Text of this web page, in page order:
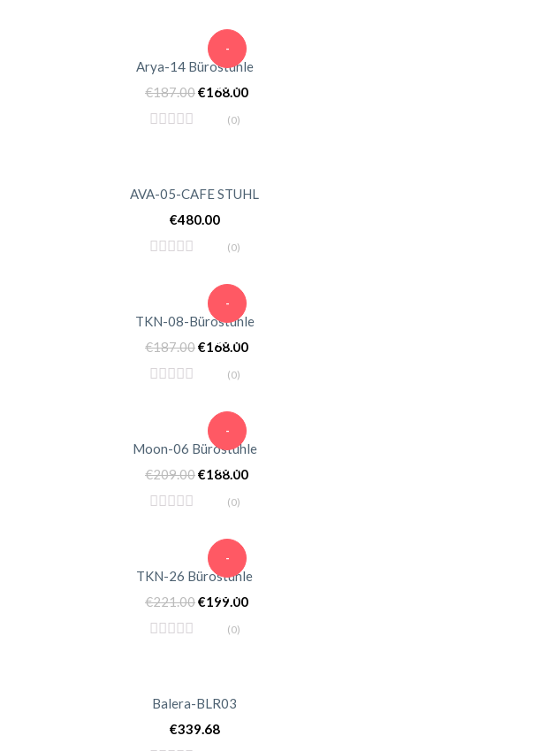
-
10%
Arya-14 Bürostühle
€187.00€168.00
(0)
AVA-05-CAFE STUHL
€480.00
(0)
-
10%
TKN-08-Bürostühle
€187.00€168.00
(0)
-
10%
Moon-06 Bürostühle
€209.00€188.00
(0)
-
10%
TKN-26 Bürostühle
€221.00€199.00
(0)
Balera-BLR03
€339.68